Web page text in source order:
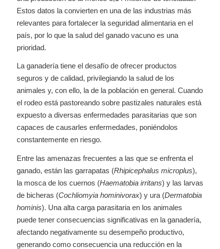
Estos datos la convierten en una de las industrias más
relevantes para fortalecer la seguridad alimentaria en el
país, por lo que la salud del ganado vacuno es una
prioridad.
La ganadería tiene el desafío de ofrecer productos
seguros y de calidad, privilegiando la salud de los
animales y, con ello, la de la población en general. Cuando
el rodeo está pastoreando sobre pastizales naturales está
expuesto a diversas enfermedades parasitarias que son
capaces de causarles enfermedades, poniéndolos
constantemente en riesgo.
Entre las amenazas frecuentes a las que se enfrenta el
ganado, están las garrapatas (Rhipicephalus microplus),
la mosca de los cuernos (Haematobia irritans) y las larvas
de bicheras (Cochliomyia hominivorax) y ura (Dermatobia
hominis). Una alta carga parasitaria en los animales
puede tener consecuencias significativas en la ganadería,
afectando negativamente su desempeño productivo,
generando como consecuencia una reducción en la